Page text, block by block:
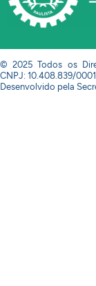
© 2025 Todos os
CNPJ: 10.408.839/
Desenvolvido pela